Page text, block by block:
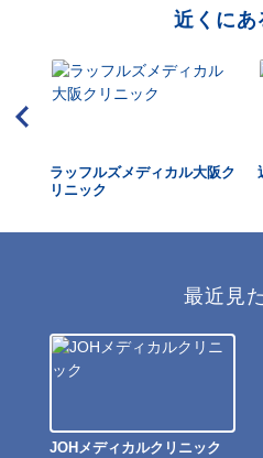
近くにあ
ラッフルズメディカル大阪ク
リニック
最近見
JOHメディカルクリニック